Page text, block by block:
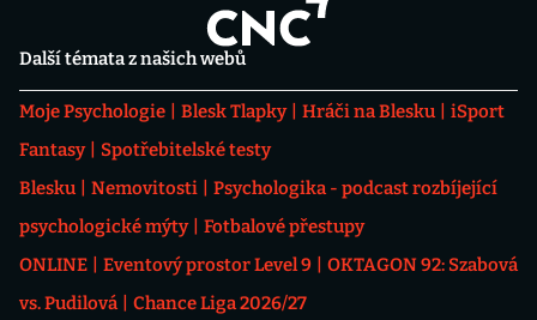
Další témata z našich webů
Moje Psychologie Blesk Tlapky Hráči na Blesku
iSport
Fantasy
Spotřebitelské testy
Blesku
Nemovitosti
Psychologika - podcast rozbíjející
psychologické mýty
Fotbalové přestupy
ONLINE
Eventový prostor Level 9
OKTAGON 92: Szabová
vs. Pudilová
Chance Liga 2026/27